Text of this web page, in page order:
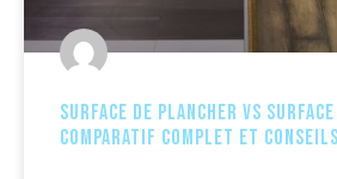
Surface de plancher vs
comparatif complet et